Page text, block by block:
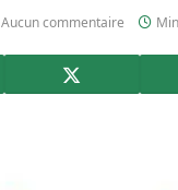
Aucun commentaire